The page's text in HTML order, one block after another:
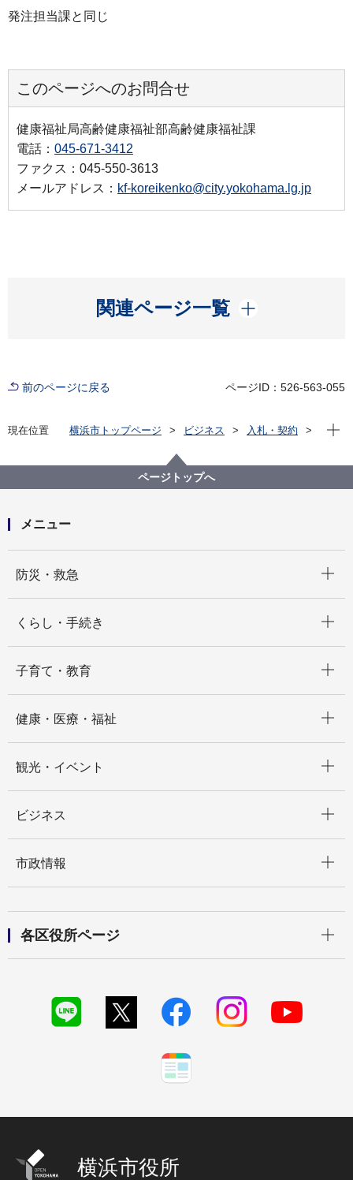
発注担当課と同じ
このページへのお問合せ
健康福祉局高齢健康福祉部高齢健康福祉課
電話： 045-671-3412
ファクス：045-550-3613
メールアドレス： kf-koreikenko@city.yokohama.lg.jp
関連ページ一覧
開く
前のページに戻る ページID：526-563-055
現在位置 横浜市トップページ ビジネス
入札・契約
【入札結果掲載】【公募型指名競争入札】濱とも新規
協賛店獲得・既存協賛店確認更新等業務委託
現在
ページトップへ
メニュー
防災・救急
くらし・手続き
子育て・教育
健康・医療・福祉
観光・イベント
ビジネス
市政情報
各区役所ページ
横浜市役所